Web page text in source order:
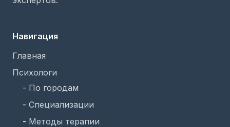
Навигация
Главная
Психологи
- По городам
- Специализации
- Методы терапии